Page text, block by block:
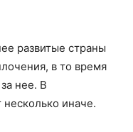
развитые страны
в то время
нее. В
несколько иначе.